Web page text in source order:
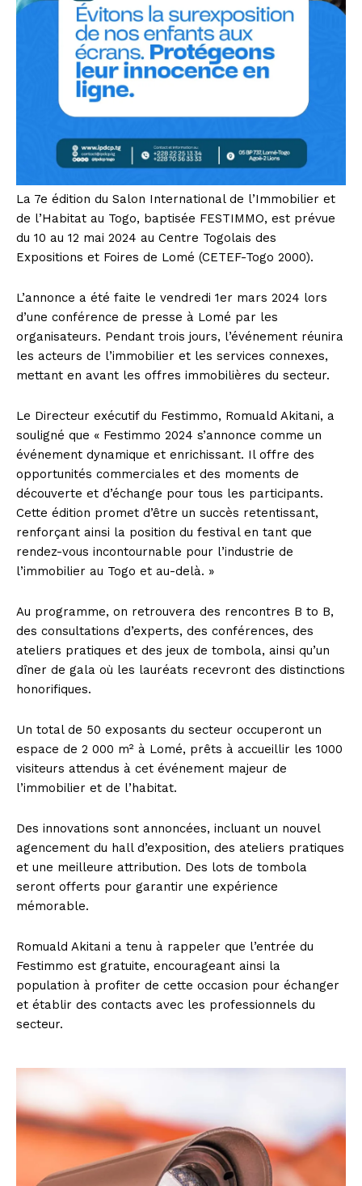
La 7e édition du Salon International de l’Immobilier et
de l’Habitat au Togo, baptisée FESTIMMO, est prévue
du 10 au 12 mai 2024 au Centre Togolais des
Expositions et Foires de Lomé (CETEF-Togo 2000).
L’annonce a été faite le vendredi 1er mars 2024 lors
d’une conférence de presse à Lomé par les
organisateurs. Pendant trois jours, l’événement réunira
les acteurs de l’immobilier et les services connexes,
mettant en avant les offres immobilières du secteur.
Le Directeur exécutif du Festimmo, Romuald Akitani, a
souligné que « Festimmo 2024 s’annonce comme un
événement dynamique et enrichissant. Il offre des
opportunités commerciales et des moments de
découverte et d’échange pour tous les participants.
Cette édition promet d’être un succès retentissant,
renforçant ainsi la position du festival en tant que
rendez-vous incontournable pour l’industrie de
l’immobilier au Togo et au-delà. »
Au programme, on retrouvera des rencontres B to B,
des consultations d’experts, des conférences, des
ateliers pratiques et des jeux de tombola, ainsi qu’un
dîner de gala où les lauréats recevront des distinctions
honorifiques.
Un total de 50 exposants du secteur occuperont un
espace de 2 000 m² à Lomé, prêts à accueillir les 1000
visiteurs attendus à cet événement majeur de
l’immobilier et de l’habitat.
Des innovations sont annoncées, incluant un nouvel
agencement du hall d’exposition, des ateliers pratiques
et une meilleure attribution. Des lots de tombola
seront offerts pour garantir une expérience
mémorable.
Romuald Akitani a tenu à rappeler que l’entrée du
Festimmo est gratuite, encourageant ainsi la
population à profiter de cette occasion pour échanger
et établir des contacts avec les professionnels du
secteur.